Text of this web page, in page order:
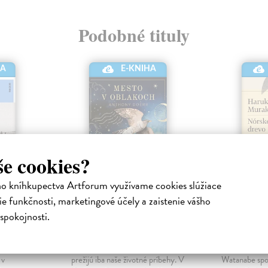
cookies?
kníhkupectva Artforum využívame cookies slúžiace
funkčnosti, marketingové účely a zaistenie vášho
Podobné tituly
E-KNIHA
Mesto v oblakoch
prežijú iba naše životné príbehy. V
Watanabe